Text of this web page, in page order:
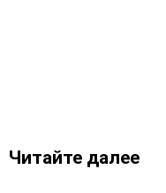
Читайте далее